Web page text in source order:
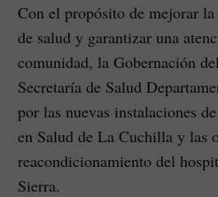
Con el propósito de mejorar
de salud y garantizar una
comunidad, la Gobernación
Secretaría de Salud
por las nuevas instalaciones
en Salud de La Cuchilla y las
reacondicionamiento del
Sierra.